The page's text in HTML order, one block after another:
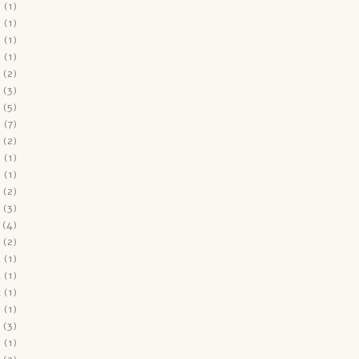
(1)
(1)
(1)
(1)
(2)
(3)
(5)
(7)
(2)
(1)
(1)
(2)
(3)
(2)
(1)
(1)
(1)
(1)
(3)
(1)